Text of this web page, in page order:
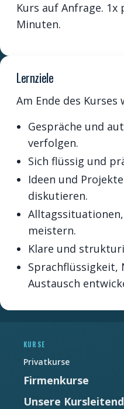
Kurs auf Anfrage.
Minuten.
Lernziele
Am Ende des
Gespräche und
verfolgen.
Sich flüssig und
Ideen und
diskutieren.
meistern.
Klare und
Sprachflüssigkeit,
Austausch
KURSE
Privatkurse
Firmenkurse
Unsere
nouveautés que nous
E-mail *